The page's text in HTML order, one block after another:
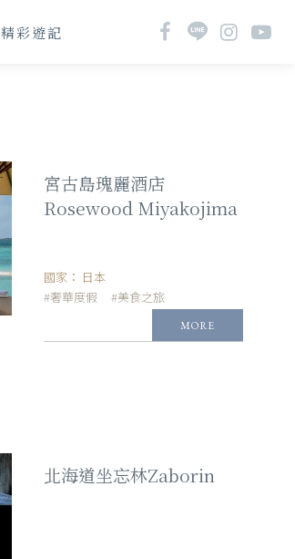
精彩遊記
宮古島瑰麗酒店
Rosewood Miyakojima
國家： 日本
#奢華度假
#美食之旅
MORE
北海道坐忘林Zaborin